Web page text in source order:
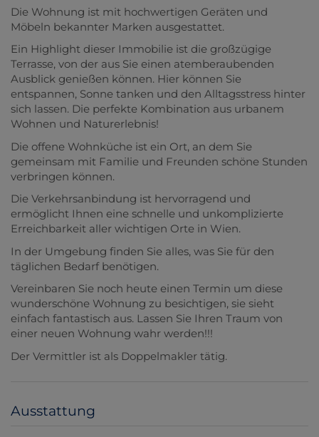
Die Wohnung ist mit hochwertigen Geräten und
Möbeln bekannter Marken ausgestattet.
Ein Highlight dieser Immobilie ist die großzügige
Terrasse, von der aus Sie einen atemberaubenden
Ausblick genießen können. Hier können Sie
entspannen, Sonne tanken und den Alltagsstress hinter
sich lassen. Die perfekte Kombination aus urbanem
Wohnen und Naturerlebnis!
Die offene Wohnküche ist ein Ort, an dem Sie
gemeinsam mit Familie und Freunden schöne Stunden
verbringen können.
Die Verkehrsanbindung ist hervorragend und
ermöglicht Ihnen eine schnelle und unkomplizierte
Erreichbarkeit aller wichtigen Orte in Wien.
In der Umgebung finden Sie alles, was Sie für den
täglichen Bedarf benötigen.
Vereinbaren Sie noch heute einen Termin um diese
wunderschöne Wohnung zu besichtigen, sie sieht
einfach fantastisch aus. Lassen Sie Ihren Traum von
einer neuen Wohnung wahr werden!!!
Der Vermittler ist als Doppelmakler tätig.
Ausstattung